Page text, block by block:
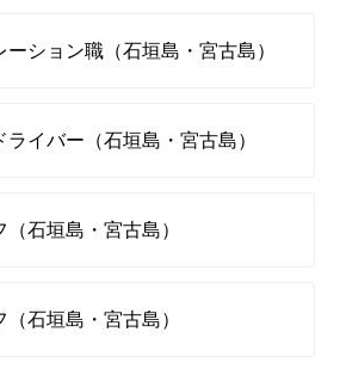
ーション職（石垣島・宮古島）
ライバー（石垣島・宮古島）
石垣島・宮古島）
石垣島・宮古島）